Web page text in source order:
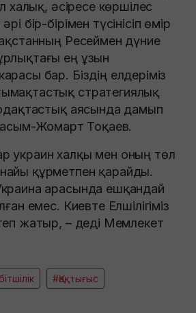
халық, әсіресе көршілес
бір-бірімен түсінісіп өмір
Ресеймен дүние
ең ұзын
бар. Біздің елдеріміз
стратегиялық
одақтастық аясында дамып
Жомарт Тоқаев.
украин халқы мен оның төл
құрметпен қарайды.
арасында ешқандай
емес. Киевте Елшілігіміз
жатыр, – деді Мемлекет
#Қақтығыс